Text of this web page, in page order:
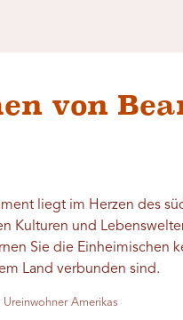
von
liegt im Herzen des
Kulturen und
Sie die Einheimischen
Land verbunden sind.
Amerikas